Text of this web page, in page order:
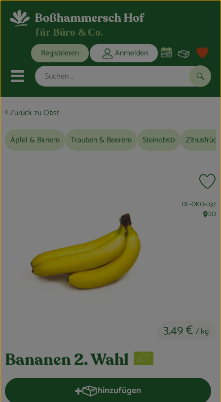
Registrieren Anmelden
Mobiles Menu öffnen oder
Obst & Gemüse
Frühstückspause
Nützliches
Großküche
Zurück zu Obst
Äpfel & Birnen Trauben & Beeren Steinobst
Bananen 2. Wahl
3,49 € / kg
, Kontrollstelle:
DE-ÖKO-037
,DO
hinzufügen
Produkt zum Warenkorb